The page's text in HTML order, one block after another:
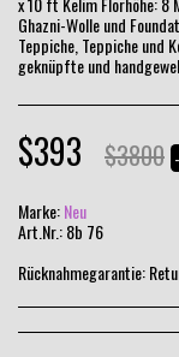
Ghazni-Wolle und
Teppiche, Teppiche und
geknüpfte und
$393 $3800
Marke:Neu
Art.Nr.:8b 76
Rücknahmegarantie: